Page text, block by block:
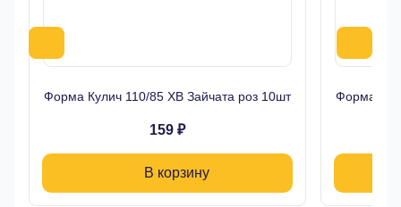
Форма Кулич 110/85 ХВ Зайчата роз 10шт
159 ₽
В корзину
Форма